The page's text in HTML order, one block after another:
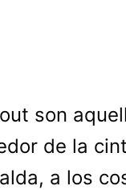
son
de la
a los